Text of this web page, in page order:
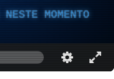
MOMENTO